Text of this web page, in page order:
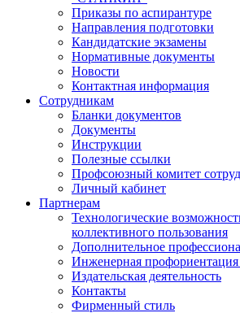
Приказы по аспирантуре
Направления подготовки
Кандидатские экзамены
Нормативные документы
Новости
Контактная информация
Сотрудникам
Бланки документов
Документы
Инструкции
Полезные ссылки
Профсоюзный комитет
Личный кабинет
Партнерам
Технологические
коллективного пользования
Дополнительное
Инженерная
Издательская деятельность
Контакты
Фирменный стиль